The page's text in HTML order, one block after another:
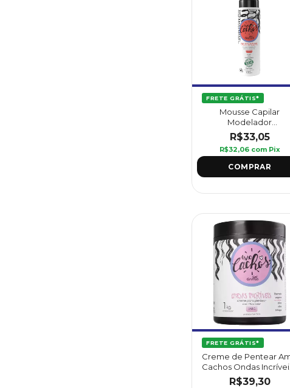
FRETE GRÁTIS*
Mousse Capilar
Modelador
Multifuncional Amo
Cachos 180 ml - Griffus
R$33,05
R$32,06 com Pix
FRETE GRÁTIS*
Creme de Pentear
Cachos Ondas Incríveis
kg - Griffus
R$39,30